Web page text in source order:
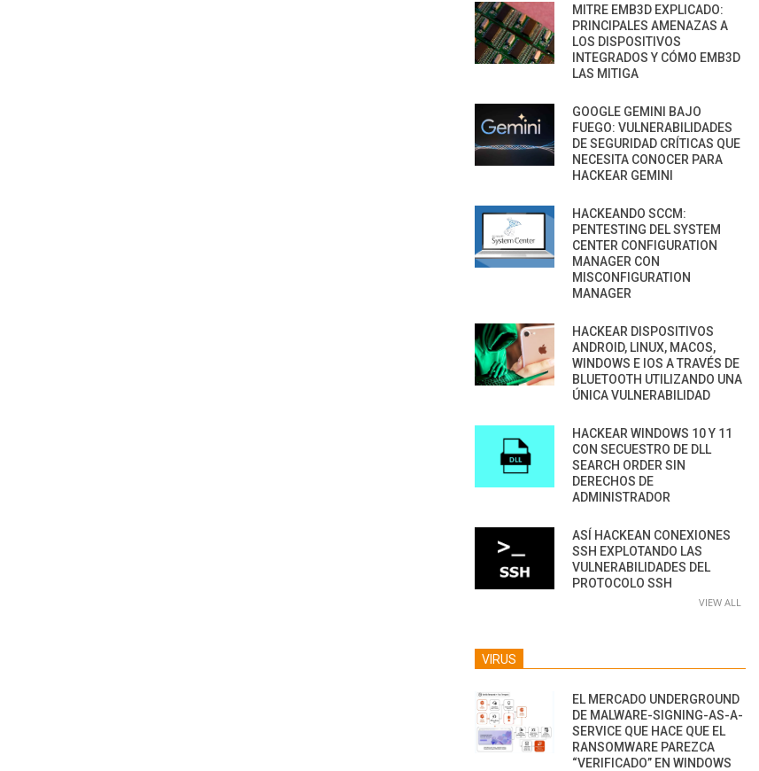
MITRE EMB3D EXPLICADO:
PRINCIPALES AMENAZAS A
LOS DISPOSITIVOS
INTEGRADOS Y CÓMO EMB3D
LAS MITIGA
GOOGLE GEMINI BAJO
FUEGO: VULNERABILIDADES
DE SEGURIDAD CRÍTICAS QUE
NECESITA CONOCER PARA
HACKEAR GEMINI
HACKEANDO SCCM:
PENTESTING DEL SYSTEM
CENTER CONFIGURATION
MANAGER CON
MISCONFIGURATION
MANAGER
HACKEAR DISPOSITIVOS
ANDROID, LINUX, MACOS,
WINDOWS E IOS A TRAVÉS DE
BLUETOOTH UTILIZANDO UNA
ÚNICA VULNERABILIDAD
HACKEAR WINDOWS 10 Y 11
CON SECUESTRO DE DLL
SEARCH ORDER SIN
DERECHOS DE
ADMINISTRADOR
ASÍ HACKEAN CONEXIONES
SSH EXPLOTANDO LAS
VULNERABILIDADES DEL
PROTOCOLO SSH
VIEW ALL
VIRUS
EL MERCADO UNDERGROUND
DE MALWARE-SIGNING-AS-A-
SERVICE QUE HACE QUE EL
RANSOMWARE PAREZCA
“VERIFICADO” EN WINDOWS